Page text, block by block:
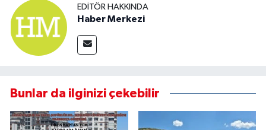
EDITÖR HAKKINDA
Haber Merkezi
Bunlar da ilginizi çekebilir